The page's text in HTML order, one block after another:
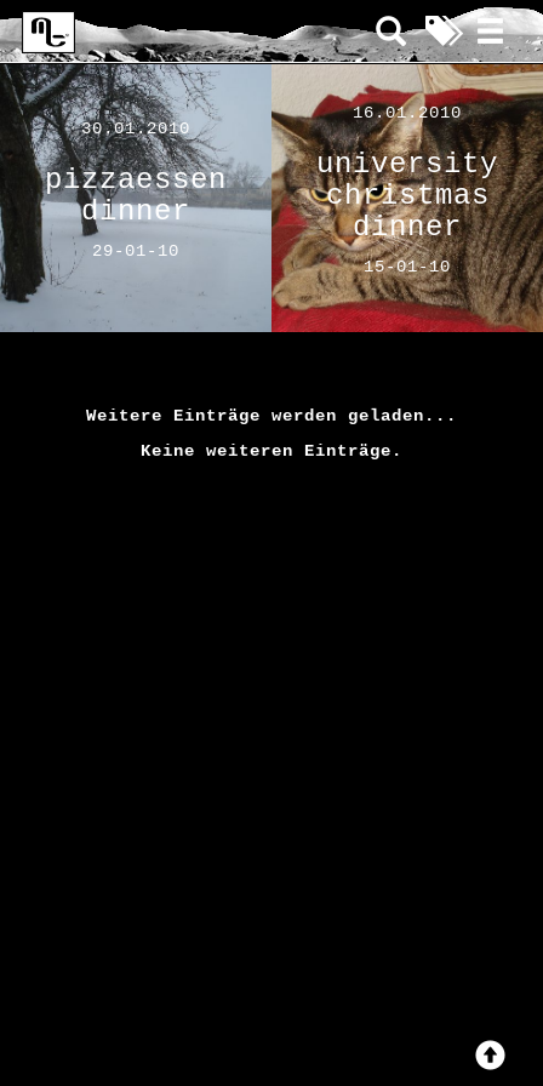
30.01.2010
pizzaessen
dinner
29-01-10
16.01.2010
university
christmas
dinner
15-01-10
Weitere Einträge werden geladen...
Keine weiteren Einträge.